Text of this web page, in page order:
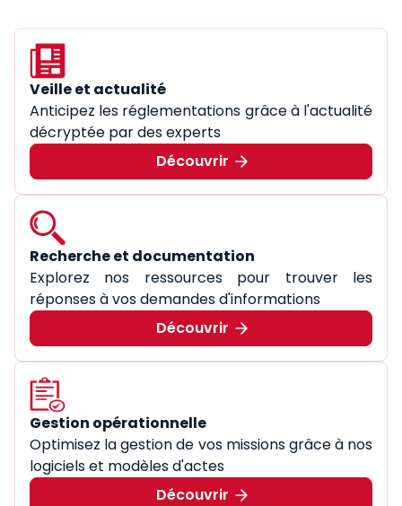
Veille et actualité
Anticipez les réglementations grâce à l'actualité
décryptée par des experts
Découvrir
Recherche et documentation
Explorez nos ressources pour trouver les
réponses à vos demandes d'informations
Découvrir
Gestion opérationnelle
Optimisez la gestion de vos missions grâce à nos
logiciels et modèles d'actes
Découvrir